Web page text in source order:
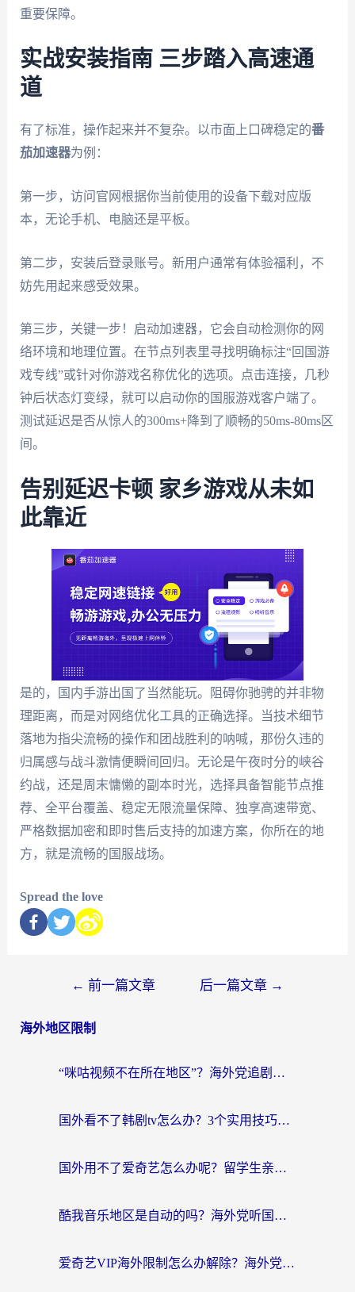
重要保障。
实战安装指南 三步踏入高速通
道
有了标准，操作起来并不复杂。以市面上口碑稳定的番
茄加速器为例：
第一步，访问官网根据你当前使用的设备下载对应版
本，无论手机、电脑还是平板。
第二步，安装后登录账号。新用户通常有体验福利，不
妨先用起来感受效果。
第三步，关键一步！启动加速器，它会自动检测你的网
络环境和地理位置。在节点列表里寻找明确标注“回国游
戏专线”或针对你游戏名称优化的选项。点击连接，几秒
钟后状态灯变绿，就可以启动你的国服游戏客户端了。
测试延迟是否从惊人的300ms+降到了顺畅的50ms-80ms区
间。
告别延迟卡顿 家乡游戏从未如
此靠近
是的，国内手游出国了当然能玩。阻碍你驰骋的并非物
理距离，而是对网络优化工具的正确选择。当技术细节
落地为指尖流畅的操作和团战胜利的呐喊，那份久违的
归属感与战斗激情便瞬间回归。无论是午夜时分的峡谷
约战，还是周末慵懒的副本时光，选择具备智能节点推
荐、全平台覆盖、稳定无限流量保障、独享高速带宽、
严格数据加密和即时售后支持的加速方案，你所在的地
方，就是流畅的国服战场。
Spread the love
← 前一篇文章 后一篇文章 →
海外地区限制
“咪咕视频不在所在地区”？海外党追剧看片、炒股的救星来了！
国外看不了韩剧tv怎么办？3个实用技巧解决海外追剧难题（附书旗小说&社保查询攻略）
国外用不了爱奇艺怎么办呢？留学生亲测有效的回国加速方案
酷我音乐地区是自动的吗？海外党听国内音乐看视频的真实解决方案
爱奇艺VIP海外限制怎么办解除？海外党追剧看片的终极解决方案